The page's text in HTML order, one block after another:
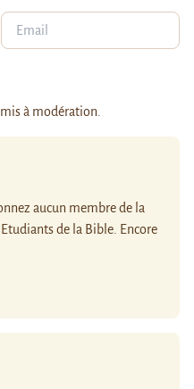
à modération.
aucun membre de la
de la Bible. Encore